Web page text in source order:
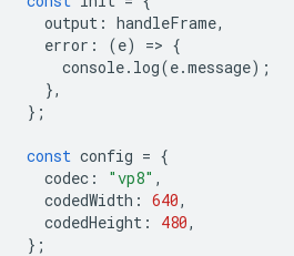
output : handleFrame,
error : (e) => {
console. log(e.message);
},
};
const config = {
codec : "vp8" ,
codedWidth : 640,
codedHeight : 480,
};